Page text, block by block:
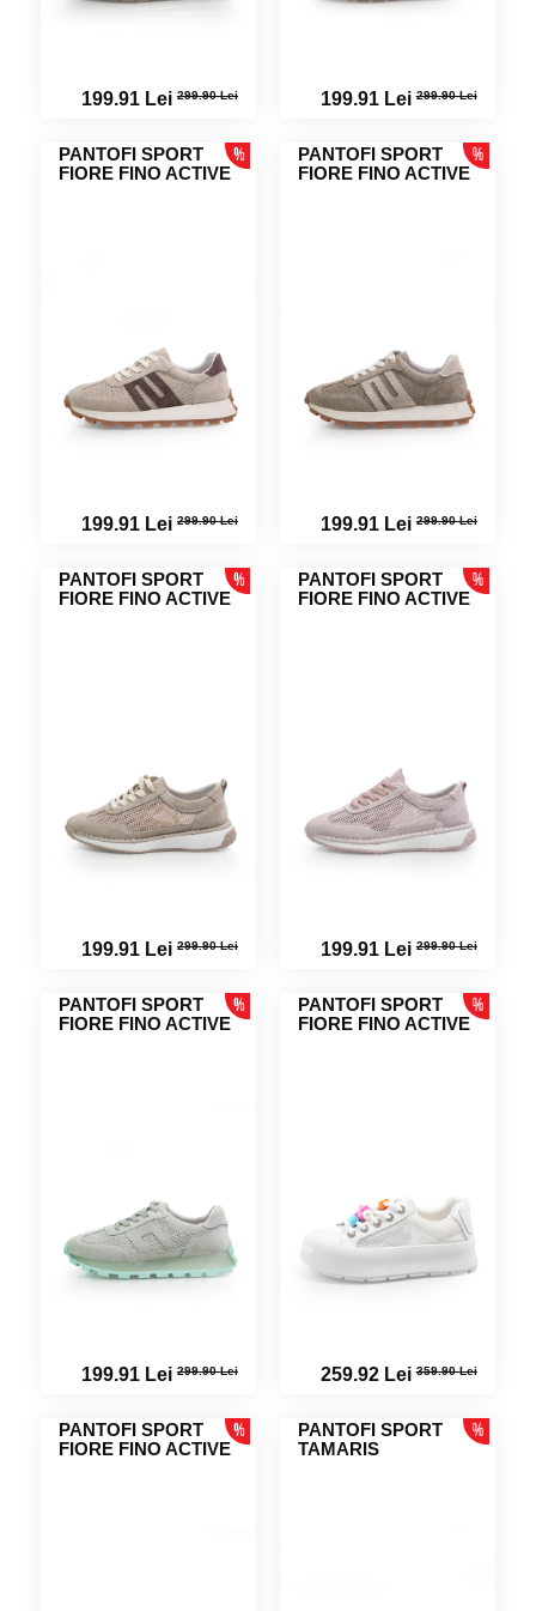
199.91 Lei 299.90 Lei 199.91 Lei299.90 Lei
PANTOFI SPORT
FIORE FINO ACTIVE
199.91 Lei 299.90 Lei
PANTOFI SPORT
FIORE FINO ACTIVE
199.91 Lei299.90 Lei
PANTOFI SPORT
FIORE FINO ACTIVE
199.91 Lei 299.90 Lei
PANTOFI SPORT
FIORE FINO ACTIVE
199.91 Lei299.90 Lei
PANTOFI SPORT
FIORE FINO ACTIVE
199.91 Lei 299.90 Lei
PANTOFI SPORT
FIORE FINO ACTIVE
259.92 Lei359.90 Lei
PANTOFI SPORT
FIORE FINO ACTIVE
PANTOFI SPORT
TAMARIS